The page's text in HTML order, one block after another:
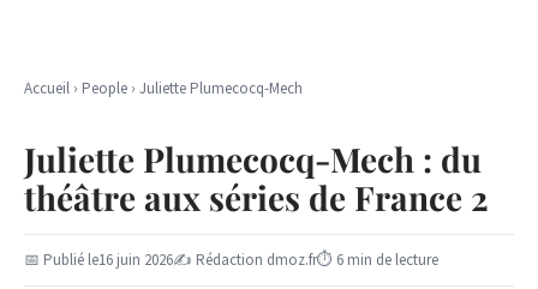
Accueil › People › Juliette Plumecocq-Mech
Juliette Plumecocq-Mech : du
théâtre aux séries de France 2
📅 Publié le16 juin 2026✍ Rédaction dmoz.fr⏱ 6 min de lecture